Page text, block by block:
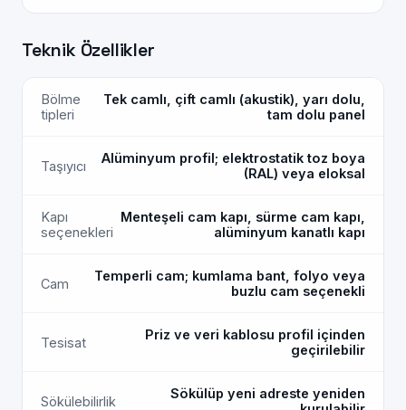
Teknik Özellikler
Bölme
tipleri
Tek camlı, çift camlı (akustik), yarı dolu,
tam dolu panel
Taşıyıcı
Alüminyum profil; elektrostatik toz boya
(RAL) veya eloksal
Kapı
seçenekleri
Menteşeli cam kapı, sürme cam kapı,
alüminyum kanatlı kapı
Cam
Temperli cam; kumlama bant, folyo veya
buzlu cam seçenekli
Tesisat
Priz ve veri kablosu profil içinden
geçirilebilir
Sökülebilirlik
Sökülüp yeni adreste yeniden